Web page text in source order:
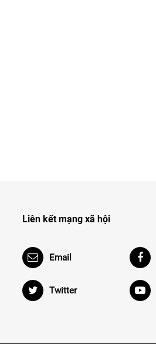
Liên kết mạng xã hội
Email
Twitter